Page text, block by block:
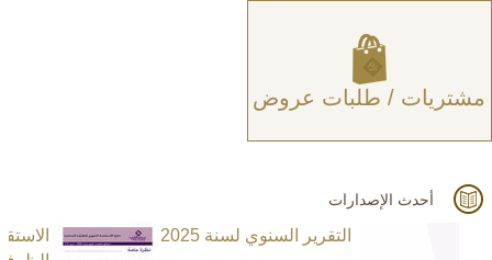
مشتريات / طلبات عروض
أحدث الإصدارات
التقرير السنوي لسنة 2025